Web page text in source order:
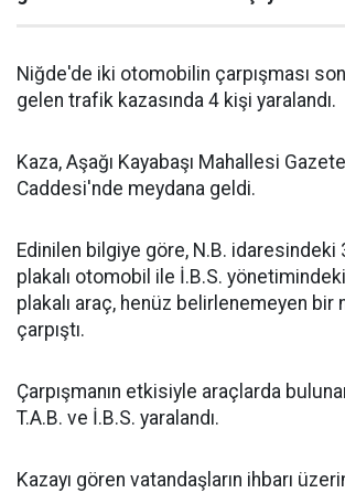
Niğde'de iki otomobilin çarpışması
gelen trafik kazasında 4 kişi yaralandı.
Kaza, Aşağı Kayabaşı Mahallesi
Caddesi'nde meydana geldi.
Edinilen bilgiye göre, N.B. idaresindeki
plakalı otomobil ile İ.B.S.
plakalı araç, henüz belirlenemeyen bir
çarpıştı.
Çarpışmanın etkisiyle araçlarda
T.A.B. ve İ.B.S. yaralandı.
Kazayı gören vatandaşların ihbarı